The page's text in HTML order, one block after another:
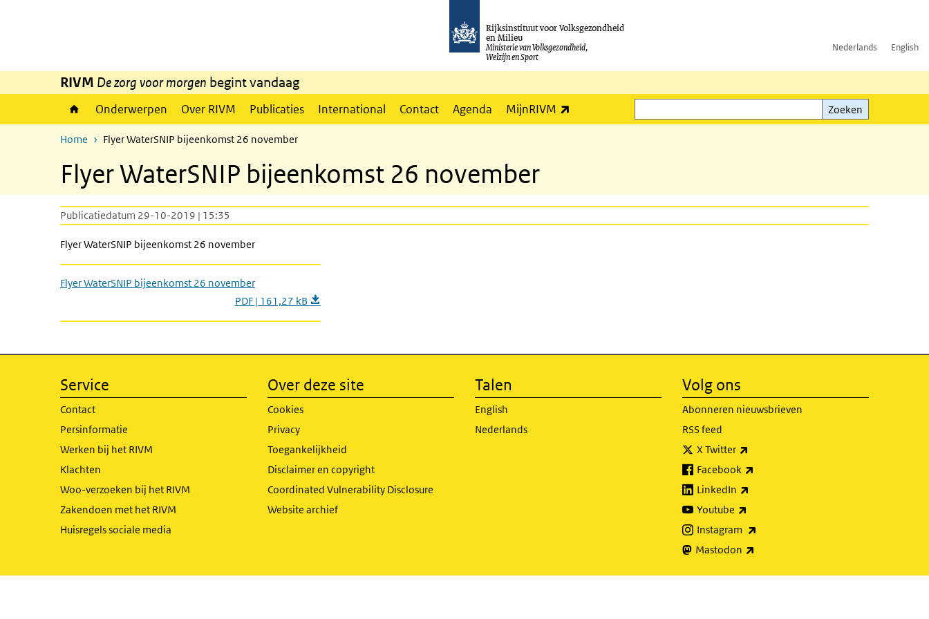
Rijksinstituut voor Volksgezondheid
en Milieu
Ministerie van Volksgezondheid,
Welzijn en Sport
Nederlands English
RIVM De zorg voor morgen begint vandaag
Onderwerpen Over RIVM Publicaties International Contact Agenda MijnRIVM
Zoeken
Zoeken
Home Flyer WaterSNIP bijeenkomst 26 november
Flyer WaterSNIP bijeenkomst 26 november
Publicatiedatum 29-10-2019 | 15:35
Flyer WaterSNIP bijeenkomst 26 november
Flyer WaterSNIP bijeenkomst 26 november
PDF | 161,27 kB
Service
Contact
Persinformatie
Werken bij het RIVM
Klachten
Woo-verzoeken bij het RIVM
Zakendoen met het RIVM
Huisregels sociale media
Over deze site
Cookies
Privacy
Toegankelijkheid
Disclaimer en copyright
Coordinated Vulnerability Disclosure
Website archief
Talen
English
Nederlands
Volg ons
Abonneren nieuwsbrieven
RSS feed
X Twitter
Facebook
LinkedIn
Youtube
Instagram
Mastodon